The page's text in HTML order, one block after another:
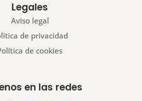
Legales
Aviso legal
de privacidad
de cookies
en las redes